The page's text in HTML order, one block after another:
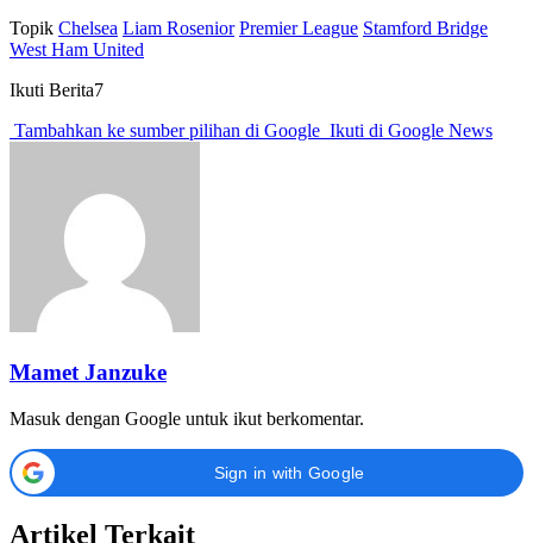
Topik Chelsea Liam Rosenior Premier League Stamford Bridge
West Ham United
Ikuti Berita7
Tambahkan ke sumber pilihan di Google Ikuti di Google News
Mamet Janzuke
Masuk dengan Google untuk ikut berkomentar.
Sign in with Google
Artikel Terkait